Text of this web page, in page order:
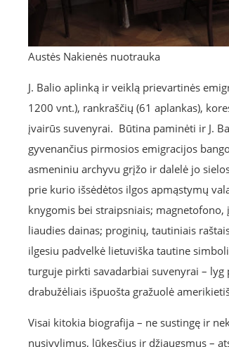
Austės Nakienės nuotrauka
J. Balio aplinką ir veiklą prievartinės
1200 vnt.), rankraščių (61 aplankas),
įvairūs suvenyrai. Būtina paminėti ir J.
gyvenančius pirmosios emigracijos
asmeniniu archyvu grįžo ir dalelė jo
prie kurio išsėdėtos ilgos apmąstymų
knygomis bei straipsniais;
liaudies dainas; proginių, tautiniais
ilgesiu padvelkė lietuviška tautine
turguje pirkti savadarbiai suvenyrai –
drabužėliais išpuošta gražuolė
Visai kitokia biografija – ne sustingę ir
nusivylimus, lūkesčius ir džiaugsmus –